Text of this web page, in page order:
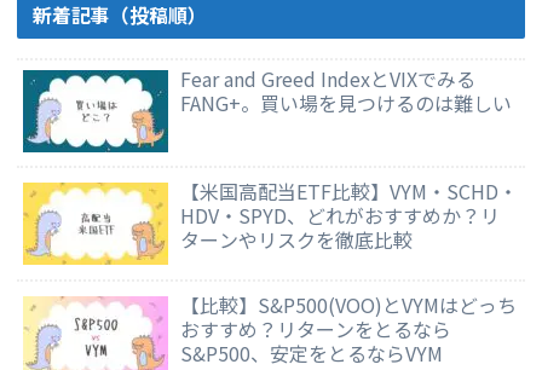
新着記事（投稿順）
Fear and Greed IndexとVIXでみる
FANG+。買い場を見つけるのは難しい
【米国高配当ETF比較】VYM・SCHD・
HDV・SPYD、どれがおすすめか？リ
ターンやリスクを徹底比較
【比較】S&P500(VOO)とVYMはどっち
おすすめ？リターンをとるなら
S&P500、安定をとるならVYM